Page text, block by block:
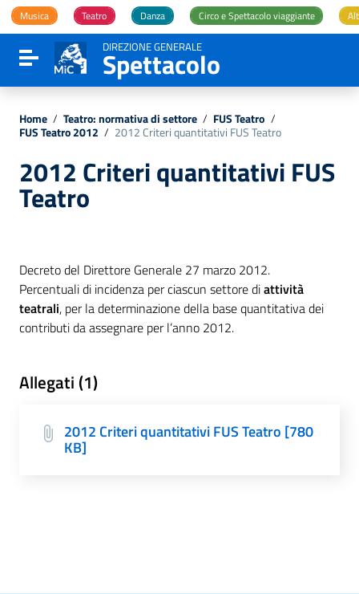
Vai ai contenuti
Vai al menu di navigazione
Vai al footer
Musica Teatro Danza Circo e Spettacolo viaggiante
Attiva / disattiva la navigazione
DIREZIONE GENERALE
Spettacolo
Home / Teatro: normativa di settore / FUS Teatro /
FUS Teatro 2012 / 2012 Criteri quantitativi FUS Teatro
2012 Criteri quantitativi FUS
Teatro
Decreto del Direttore Generale 27 marzo 2012.
Percentuali di incidenza per ciascun settore diattività
teatrali, per la determinazione della base quantitativa dei
contributi da assegnare per l’anno 2012.
Allegati (1)
2012 Criteri quantitativi FUS Teatro [780
KB]